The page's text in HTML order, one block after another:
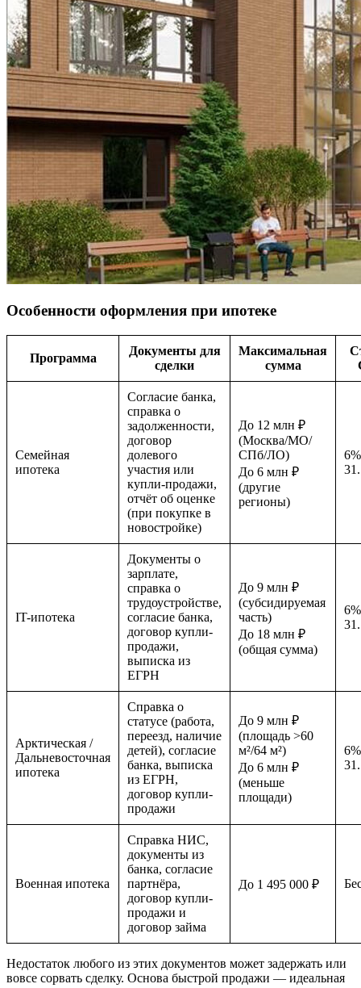
Особенности оформления при ипотеке
Программа
Документы для
сделки
Максимальная
сумма
Семейная
ипотека
Согласие банка,
справка о
задолженности,
договор
долевого
участия или
купли-продажи,
отчёт об оценке
(при покупке в
новостройке)
До 12 млн ₽
(Москва/МО/
СПб/ЛО)
До 6 млн ₽
(другие
регионы)
IT-ипотека
Документы о
зарплате,
справка о
трудоустройстве,
согласие банка,
договор купли-
продажи,
выписка из
ЕГРН
До 9 млн ₽
(субсидируемая
часть)
До 18 млн ₽
(общая сумма)
Арктическая /
Дальневосточная
ипотека
Справка о
статусе (работа,
переезд, наличие
детей), согласие
банка, выписка
из ЕГРН,
договор купли-
продажи
До 9 млн ₽
(площадь >60
м²/64 м²)
До 6 млн ₽
(меньше
площади)
Военная ипотека
Справка НИС,
документы из
банка, согласие
партнёра,
договор купли-
продажи и
договор займа
До 1 495 000 ₽
Недостаток любого из этих документов может задержать или
вовсе сорвать сделку. Основа быстрой продажи — идеальная